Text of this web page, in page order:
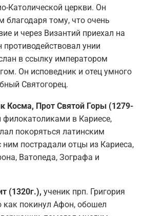
Католической церкви. Он
благодаря тому, что очень
и через Византий приехал на
унии
в ссылку императором
Он исповедник и отец умного
Святогорец.
Косма, Прот Святой Горы (1279-
в Кариесе,
покоряться латинским
пострадали отцы из Кариеса,
Ватопеда, Зографа и
(1320г.), ученик прп. Григория
как покинул Афон, обошел